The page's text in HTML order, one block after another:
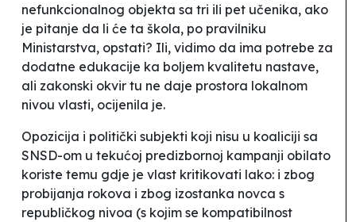
nefunkcionalnog objekta sa tri ili pet učenika, ako
je pitanje da li će ta škola, po pravilniku
Ministarstva, opstati? Ili, vidimo da ima potrebe za
dodatne edukacije ka boljem kvalitetu nastave,
ali zakonski okvir tu ne daje prostora lokalnom
nivou vlasti, ocijenila je.
Opozicija i politički subjekti koji nisu u koaliciji sa
SNSD-om u tekućoj predizbornoj kampanji obilato
koriste temu gdje je vlast kritikovati lako: i zbog
probijanja rokova i zbog izostanka novca s
republičkog nivoa (s kojim se kompatibilnost